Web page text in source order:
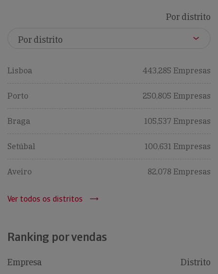
Por distrito
Lisboa 443,285 Empresas
Porto 250,805 Empresas
Braga 105,537 Empresas
Setúbal 100,631 Empresas
Aveiro 82,078 Empresas
Ver todos os distritos
Ranking por vendas
Empresa Distrito